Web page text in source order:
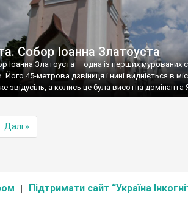
Собор Іоанна Златоуста
Іоанна Златоуста – одна із перших мурованих
Його 45-метрова дзвіниця і нині видніється в
звідусіль, а колись це була висотна домінанта
Далі »
Підтримати сайт “Україна